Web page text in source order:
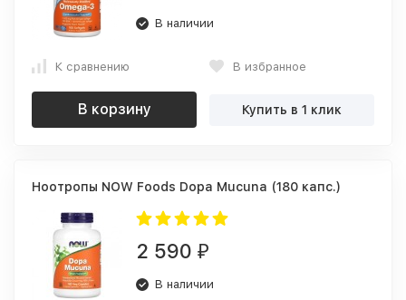
В наличии
К сравнению В избранное
В корзину Купить в 1 клик
Ноотропы NOW Foods Dopa Mucuna (180 капс.)
2 590 ₽
В наличии